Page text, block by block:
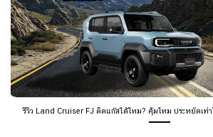
รีวิว Land Cruiser FJ ติดแก๊สได้ไหม? คุ้มไหม ประหยัดเท่